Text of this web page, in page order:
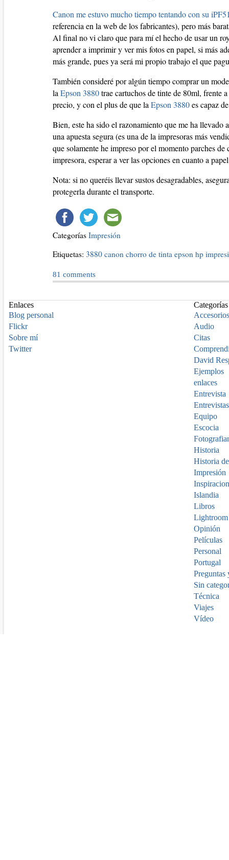
Canon me estuvo mucho tiempo tentando con su
referencia en la web de los fabricantes), pero más
Al final no vi claro que para mí el hecho de usar un
aprender a imprimir y ver mis fotos en papel, si más
más grande, pues ya será mi propio trabajo el que
También consideré por algún tiempo comprar un
la Epson 3880trae cartuchos de tinte de 80ml, frente
precio, y con el plus de que la Epson 3880es capaz
Bien, este ha sido el razonamiento que me ha llevado
una apuesta segura (es una de la impresoras más
que solamente he impreso por el momento parches
impresora, esperar a ver las opciones en cuanto a
Nota: si no queréis llevar sustos desagradables,
protegerla durante el transporte.
Categorías Impresión
Etiquetas: 3880 canon chorro de tinta epson hp
81 comments
Enlaces
Blog personal
Flickr
Sobre mí
Twitter
Categorías
Accesorios
Audio
Citas
David
Ejemplos
enlaces
Entrevista
Entrevistas
Equipo
Escocia
Historia
Historia
Impresión
Islandia
Libros
Lightroom
Opinión
Películas
Personal
Portugal
Preguntas
Sin
Técnica
Viajes
Vídeo